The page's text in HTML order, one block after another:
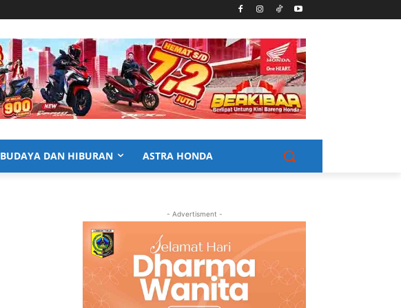
BUDAYA DAN HIBURAN ASTRA HONDA
- Advertisment -